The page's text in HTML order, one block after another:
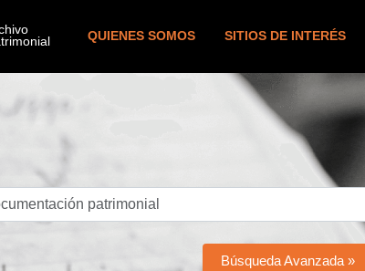
QUIENES SOMOS SITIOS DE INTERÉS
Búsqueda Avanzada »